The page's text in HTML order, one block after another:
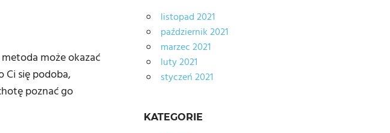
może okazać
Ci się podoba,
poznać go
listopad 2021
październik 2021
marzec 2021
luty 2021
styczeń 2021
KATEGORIE